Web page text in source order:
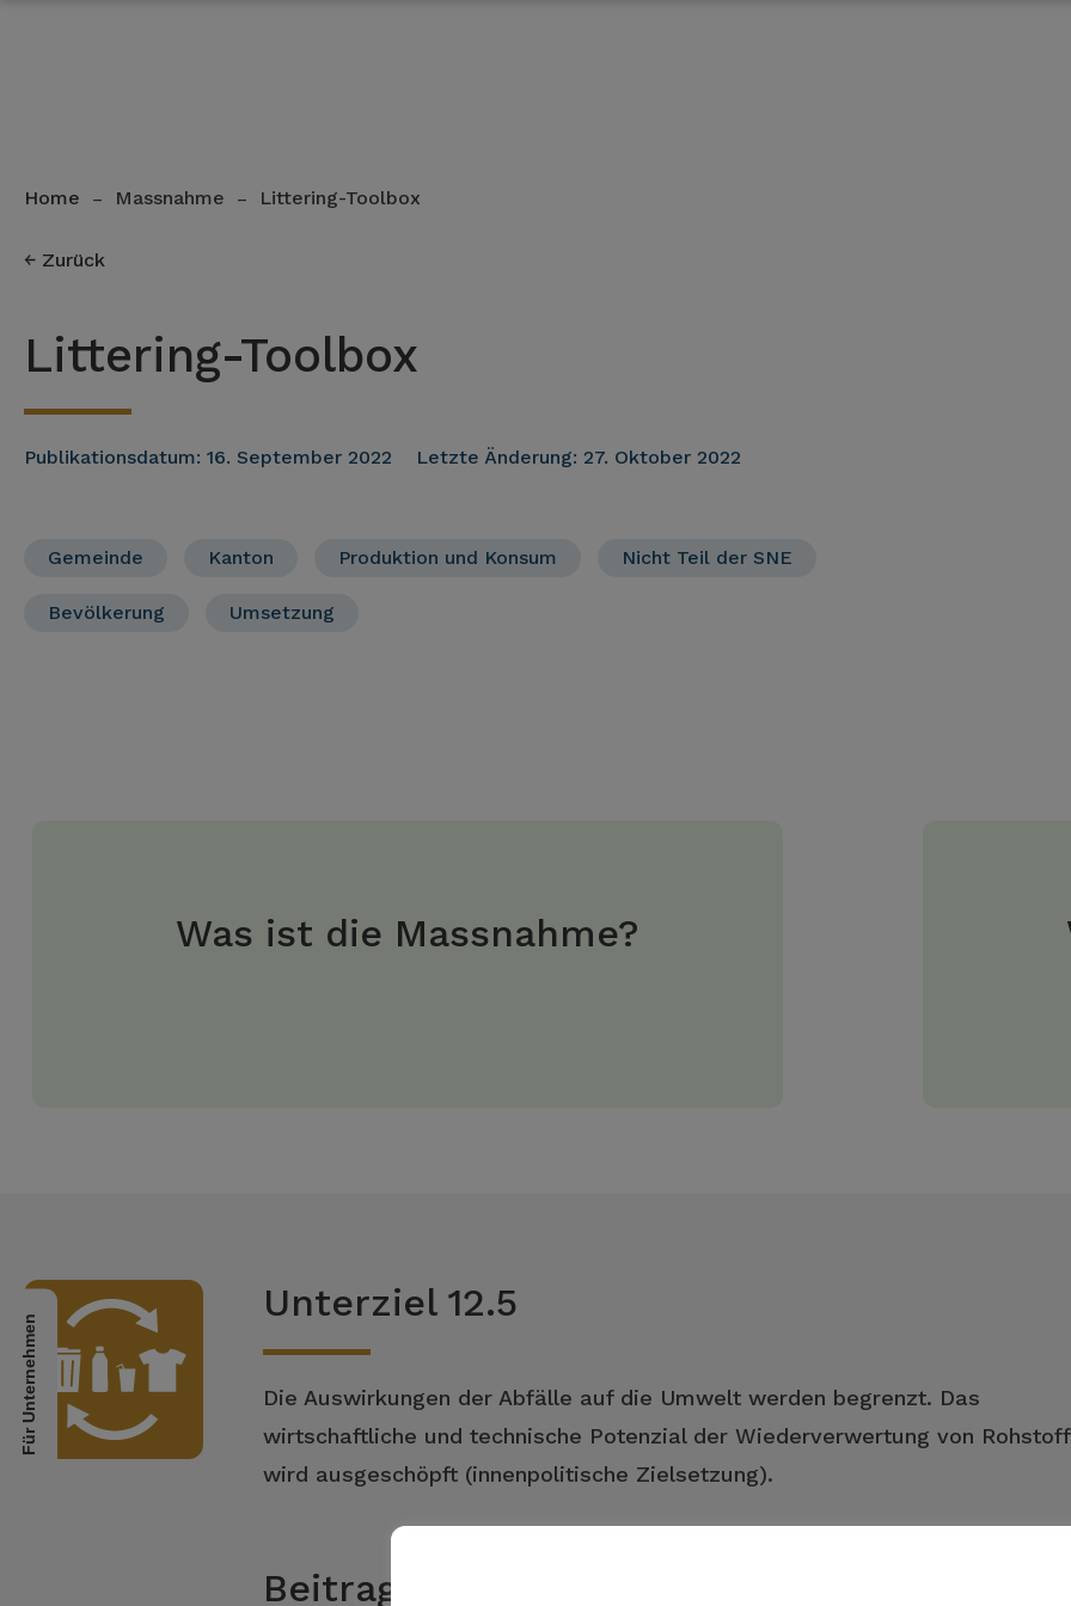
Home – Massnahme – Littering-Toolbox
Zurück
Littering-Toolbox
Publikationsdatum: 16. September 2022 Letzte Änderung: 27. Oktober 2022
Gemeinde Kanton Produktion und Konsum Nicht Teil der SNE
Bevölkerung Umsetzung
Was ist die Massnahme?
Unterziel 12.5
Die Auswirkungen der Abfälle auf die Umwelt werden begrenzt. Das
wirtschaftliche und technische Potenzial der Wiederverwertung von
wird ausgeschöpft (innenpolitische Zielsetzung).
Beitrag der Massnahme
Für Unternehmen